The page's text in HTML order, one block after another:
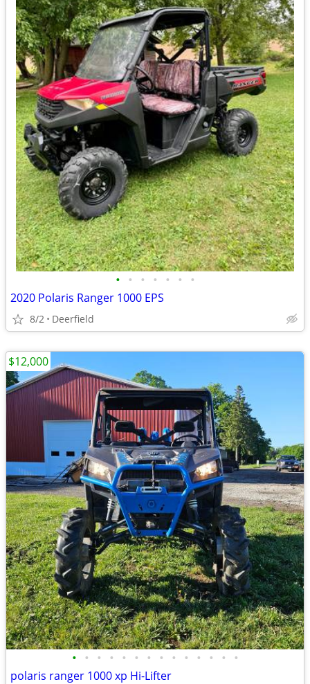
• • • • • • •
2020 Polaris Ranger 1000 EPS
8/2 Deerfield
• • • • • • • • • • • • • •
polaris ranger 1000 xp Hi-Lifter
$12,000